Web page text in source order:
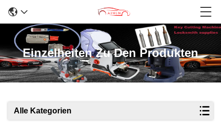
Einzelheiten Zu Den Produkten
Alle Kategorien